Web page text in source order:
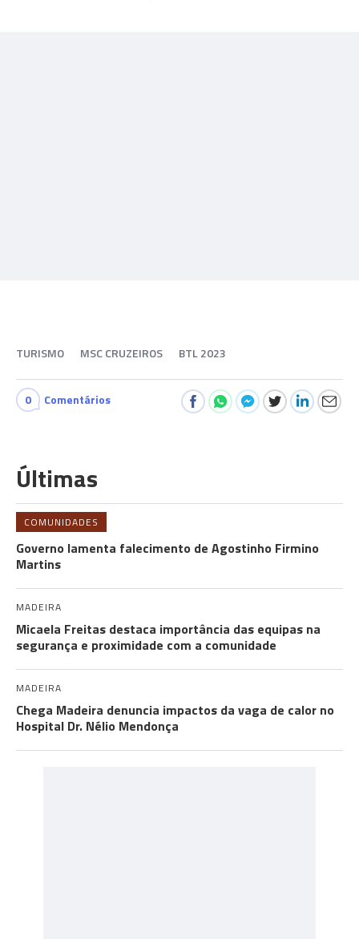
TURISMO MSC CRUZEIROS BTL 2023
0 Comentários
Últimas
COMUNIDADES
Governo lamenta falecimento de Agostinho Firmino
Martins
MADEIRA
Micaela Freitas destaca importância das equipas na
segurança e proximidade com a comunidade
MADEIRA
Chega Madeira denuncia impactos da vaga de calor no
Hospital Dr. Nélio Mendonça